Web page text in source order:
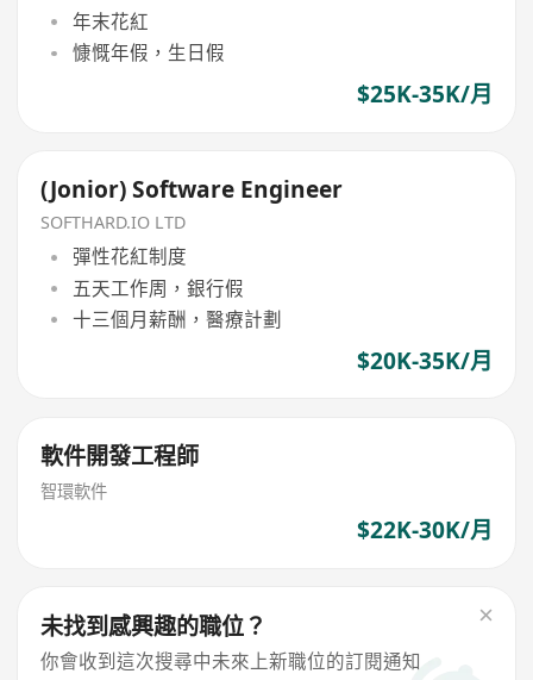
年末花紅
慷慨年假，生日假
$25K-35K/月
(Jonior) Software Engineer
SOFTHARD.IO LTD
彈性花紅制度
五天工作周，銀行假
十三個月薪酬，醫療計劃
$20K-35K/月
軟件開發工程師
智環軟件
$22K-30K/月
未找到感興趣的職位？
你會收到這次搜尋中未來上新職位的訂閱通知